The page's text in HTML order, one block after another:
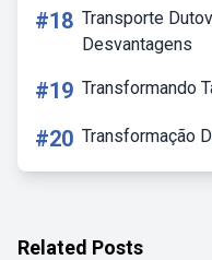
#18 Transporte
Desvantagens
#19 Transformando
#20 Transformação
Related Posts